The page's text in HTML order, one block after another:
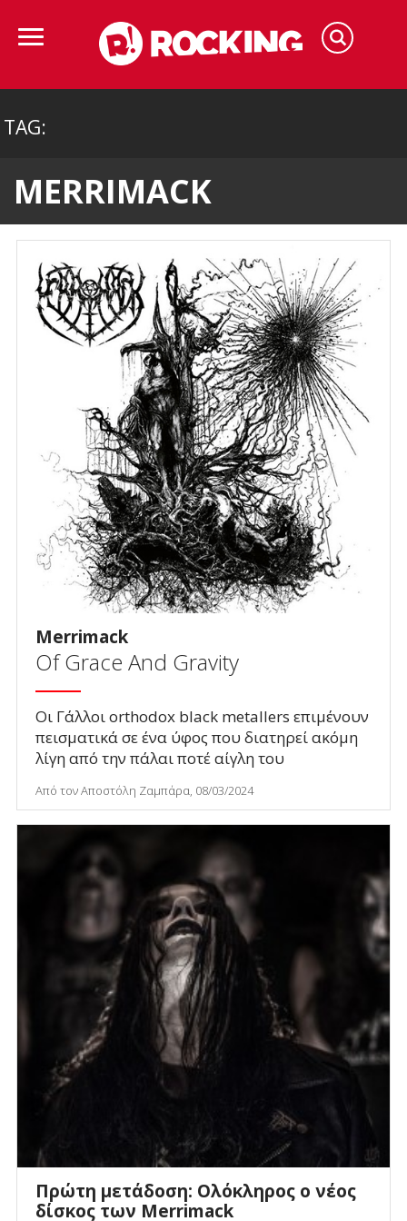
TAG:
MERRIMACK
Merrimack
Of Grace And Gravity
Οι Γάλλοι orthodox black metallers επιμένουν
πεισματικά σε ένα ύφος που διατηρεί ακόμη
λίγη από την πάλαι ποτέ αίγλη του
Από τον Αποστόλη Ζαμπάρα, 08/03/2024
Πρώτη μετάδοση: Ολόκληρος ο νέος
δίσκος των Merrimack